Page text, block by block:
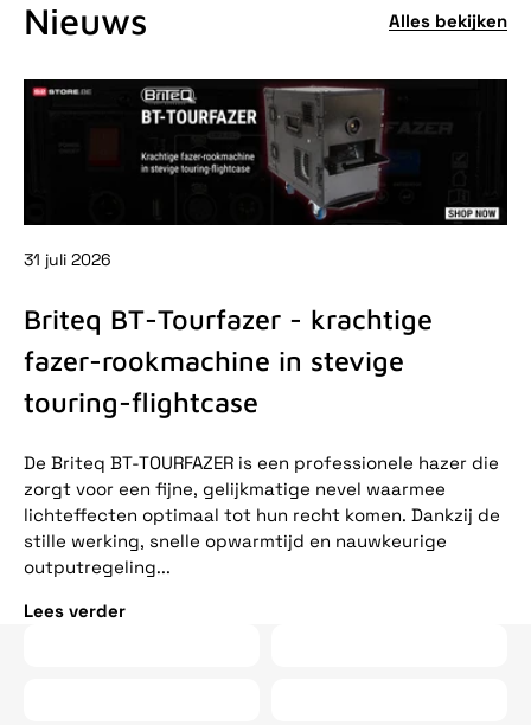
Nieuws Alles bekijken
31 juli 2026
Briteq BT-Tourfazer - krachtige
fazer-rookmachine in stevige
touring-flightcase
De Briteq BT-TOURFAZER is een professionele hazer die
zorgt voor een fijne, gelijkmatige nevel waarmee
lichteffecten optimaal tot hun recht komen. Dankzij de
stille werking, snelle opwarmtijd en nauwkeurige
outputregeling...
Lees verder